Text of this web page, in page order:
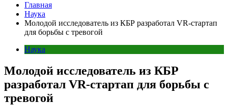
Главная
Наука
Молодой исследователь из КБР разработал VR-стартап
для борьбы с тревогой
Наука
Молодой исследователь из КБР
разработал VR-стартап для борьбы с
тревогой